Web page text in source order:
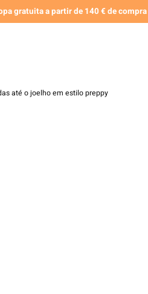
gratuita a partir de 140 € de compra
até o joelho em estilo preppy